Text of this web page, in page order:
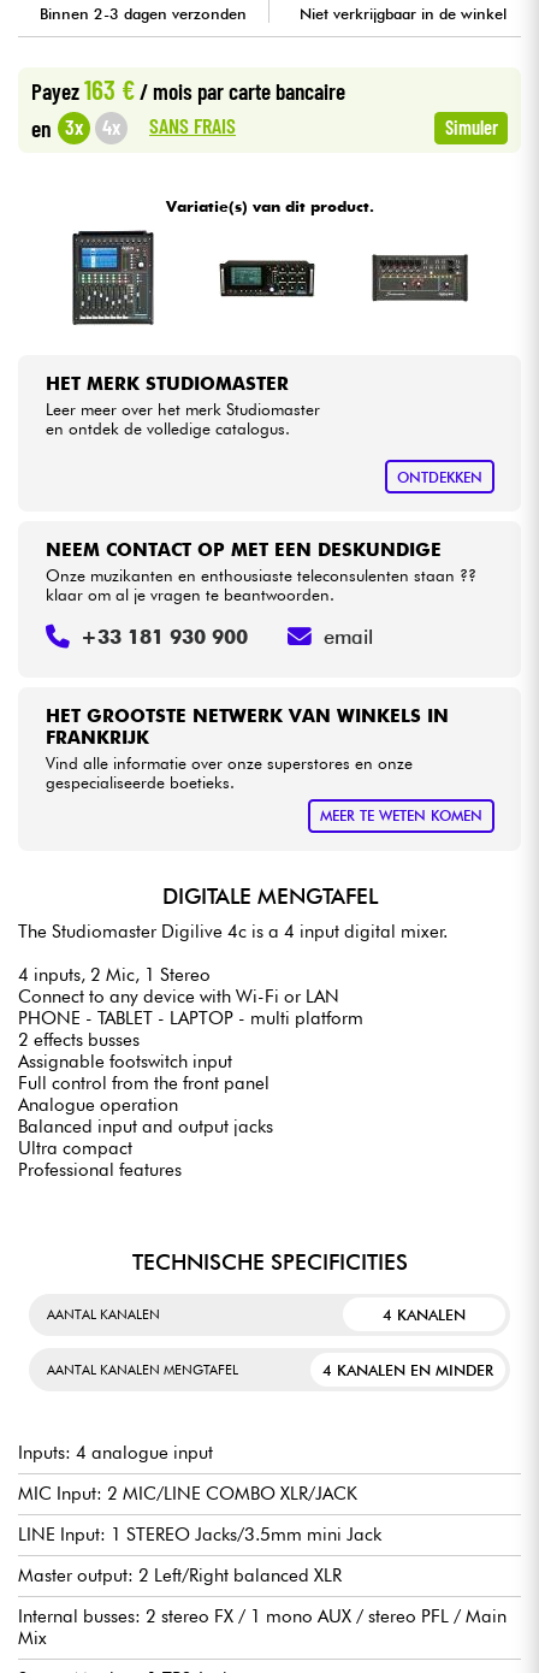
Kabels & toebehoren
Sets
Bekijk onze merken
Binnen 2-3 dagen verzonden
Niet verkrijgbaar in de winkel
Payez163 €/ mois par carte bancaire
en 3x 4x SANS FRAIS Simuler
Variatie(s) van dit product.
HET MERK STUDIOMASTER
Leer meer over het merk Studiomaster
en ontdek de volledige catalogus.
ONTDEKKEN
HET GROOTSTE NETWERK VAN WINKELS IN
FRANKRIJK
Vind alle informatie over onze superstores en onze
gespecialiseerde boetieks.
MEER TE WETEN KOMEN
NEEM CONTACT OP MET EEN DESKUNDIGE
Onze muzikanten en enthousiaste teleconsulenten staan ??
klaar om al je vragen te beantwoorden.
+33 181 930 900 email
DIGITALE MENGTAFEL
The Studiomaster Digilive 4c is a 4 input digital mixer.
4 inputs, 2 Mic, 1 Stereo
Connect to any device with Wi-Fi or LAN
PHONE - TABLET - LAPTOP - multi platform
2 effects busses
Assignable footswitch input
Full control from the front panel
Analogue operation
Balanced input and output jacks
Ultra compact
Professional features
TECHNISCHE SPECIFICITIES
AANTAL KANALEN 4 KANALEN
AANTAL KANALEN MENGTAFEL 4 KANALEN EN MINDER
Inputs: 4 analogue input
MIC Input: 2 MIC/LINE COMBO XLR/JACK
LINE Input: 1 STEREO Jacks/3.5mm mini Jack
Master output: 2 Left/Right balanced XLR
Internal busses: 2 stereo FX / 1 mono AUX / stereo PFL / Main
Mix